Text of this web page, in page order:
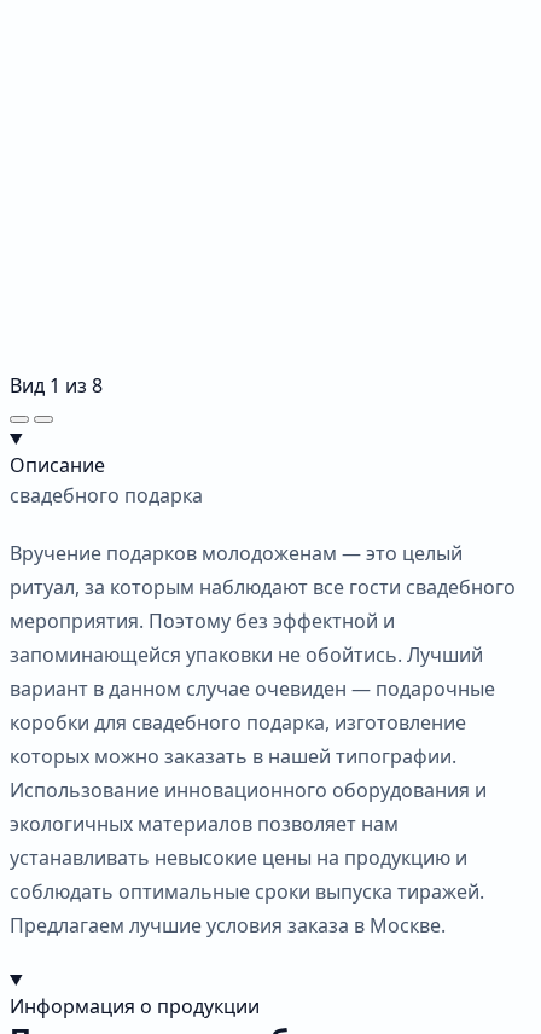
Вид 1 из 8
Описание
свадебного подарка
Вручение подарков молодоженам — это целый
ритуал, за которым наблюдают все гости свадебного
мероприятия. Поэтому без эффектной и
запоминающейся упаковки не обойтись. Лучший
вариант в данном случае очевиден — подарочные
коробки для свадебного подарка, изготовление
которых можно заказать в нашей типографии.
Использование инновационного оборудования и
экологичных материалов позволяет нам
устанавливать невысокие цены на продукцию и
соблюдать оптимальные сроки выпуска тиражей.
Предлагаем лучшие условия заказа в Москве.
Информация о продукции